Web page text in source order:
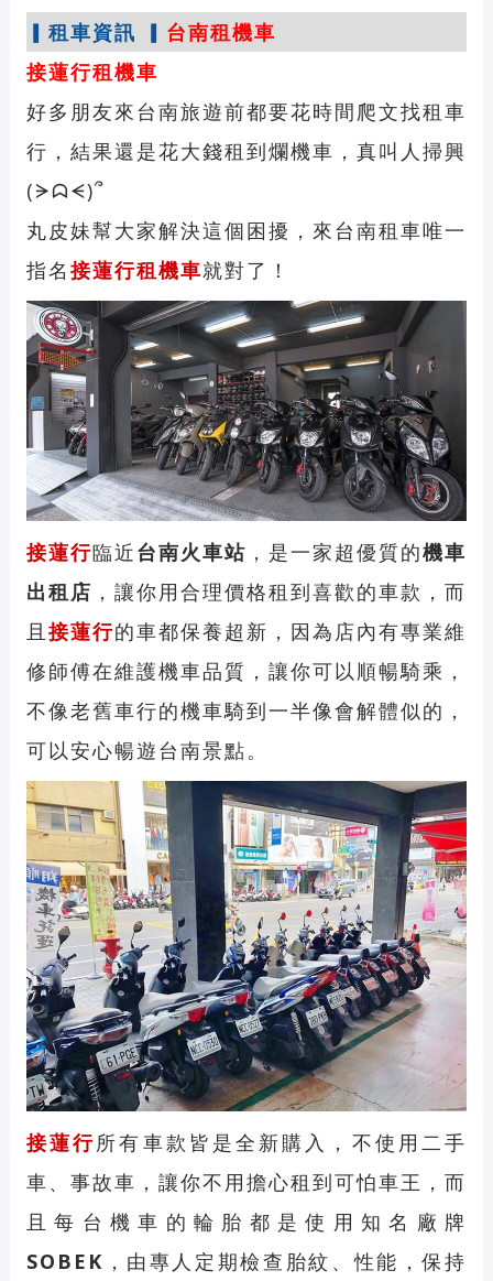
▎租車資訊 ▎ 台南租機車
接蓮行租機車
好多朋友來台南旅遊前都要花時間爬文找租車
行，結果還是花大錢租到爛機車，真叫人掃興
(ᗒᗣᗕ)՞
丸皮妹幫大家解決這個困擾，來台南租車唯一
指名 接蓮行租機車就對了！
接蓮行臨近台南火車站 ，是一家超優質的機車
出租店 ，讓你用合理價格租到喜歡的車款，而
且 接蓮行的車都保養超新，因為店內有專業維
修師傅在維護機車品質，讓你可以順暢騎乘，
不像老舊車行的機車騎到一半像會解體似的，
可以安心暢遊台南景點。
接蓮行所有車款皆是全新購入，不使用二手
車、事故車，讓你不用擔心租到可怕車王，而
且每台機車的輪胎都是使用知名廠牌
SOBEK ，由專人定期檢查胎紋、性能，保持